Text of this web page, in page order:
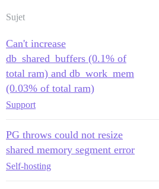
Sujet
Can't increase
db_shared_buffers (0.1% of
total ram) and db_work_mem
(0.03% of total ram)
Support
PG throws could not resize
shared memory segment error
Self-hosting